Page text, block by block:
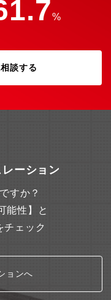
%
談する
ーション
すか？
能性】と
チェック
ョンへ